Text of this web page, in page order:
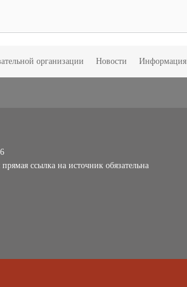
организации Новости Информация
ссылка на источник обязательна